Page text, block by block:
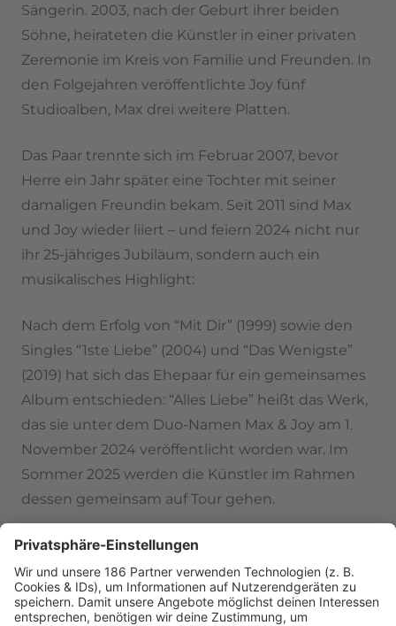
Sängerin. 2003, nach der Geburt ihrer beiden
Söhne, heirateten die Künstler in einer privaten
Zeremonie im Kreis von Familie und Freunden. In
den Folgejahren veröffentlichte Joy fünf
Studioalben, Max drei weitere Platten.
Das Paar trennte sich im Februar 2007, bevor
Herre ein Jahr später eine Tochter mit seiner
damaligen Freundin bekam. Seit 2011 sind Max
und Joy wieder liiert – und feiern 2024 nicht nur
ihr 25-jähriges Jubiläum, sondern auch ein
musikalisches Highlight:
Nach dem Erfolg von “Mit Dir” (1999) sowie den
Singles “1ste Liebe” (2004) und “Das Wenigste”
(2019) hat sich das Ehepaar für ein gemeinsames
Album entschieden: “Alles Liebe” heißt das Werk,
das sie unter dem Duo-Namen Max & Joy am 1.
November 2024 veröffentlicht worden war. Im
Sommer 2025 werden die Künstler im Rahmen
dessen gemeinsam auf Tour gehen.
MAX & JOY MIT "WEISSES RAUSCHEN"